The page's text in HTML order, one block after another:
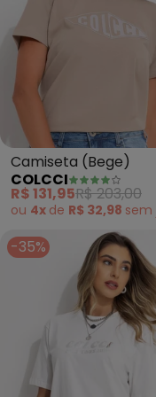
Camiseta (Bege)
COLCCI
R$ 131,95R$ 203,00
ou 4x de R$ 32,98 sem
-35%